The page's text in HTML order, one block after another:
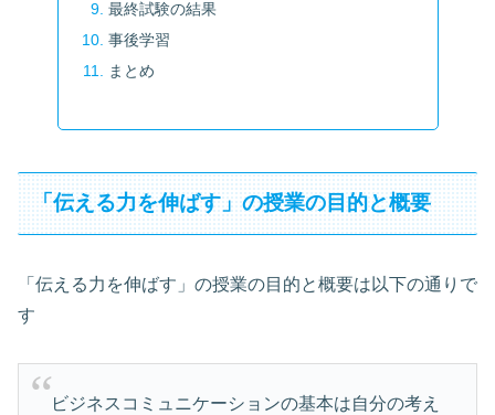
最終試験の結果
事後学習
まとめ
「伝える力を伸ばす」の授業の目的と概要
「伝える力を伸ばす」の授業の目的と概要は以下の通りで
す
ビジネスコミュニケーションの基本は自分の考え